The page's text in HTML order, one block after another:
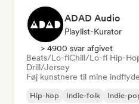
ADAD Audio
Playlist-Kurator
> 4900 svar afgivet
Beats/Lo-fiChill/Lo-fi Hip-
Drill/Jersey
Føj kunstnere til mine
Hip-hop Indie-folk Indie-